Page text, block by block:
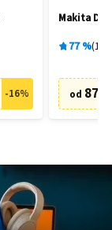
-16%
Makita
77% 19
od